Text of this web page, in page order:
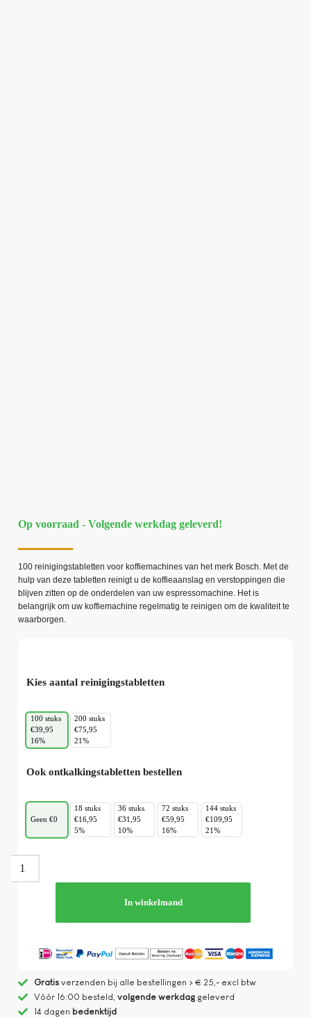
Op voorraad - Volgende werkdag geleverd!
100 reinigingstabletten voor koffiemachines van het merk Bosch. Met de
hulp van deze tabletten reinigt u de koffieaanslag en verstoppingen die
blijven zitten op de onderdelen van uw espressomachine. Het is
belangrijk om uw koffiemachine regelmatig te reinigen om de kwaliteit te
waarborgen.
Kies aantal reinigingstabletten
100 stuks
€39,95
16%
200 stuks
€75,95
21%
Ook ontkalkingstabletten bestellen
Geen €0
18 stuks
€16,95
5%
36 stuks
€31,95
10%
72 stuks
€59,95
16%
144 stuks
€109,95
21%
In winkelmand
Gratisverzenden bij alle bestellingen > € 25,- excl btw
Vòòr 16:00 besteld, volgende werkdaggeleverd
14 dagen bedenktijd